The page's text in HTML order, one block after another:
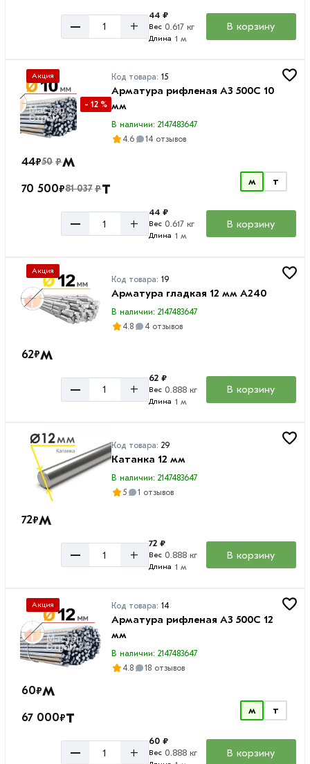
– +
44 ₽
Вес 0.617 кг
Длина 1 м
В корзину
Акция
- 12 %
Код товара: 15
Арматура рифленая А3 500С 10
мм
В наличии: 2147483647
4.6
14 отзывов
44₽50 ₽м
70 500₽81 037 ₽т м т
– +
44 ₽
Вес 0.617 кг
Длина 1 м
В корзину
Акция
Код товара: 19
Арматура гладкая 12 мм A240
В наличии: 2147483647
4.8
4 отзывов
62₽м
– +
62 ₽
Вес 0.888 кг
Длина 1 м
В корзину
Код товара:29
Катанка 12 мм
В наличии: 2147483647
5
1 отзывов
72₽м
– +
72 ₽
Вес 0.888 кг
Длина 1 м
В корзину
Акция Код товара: 14
Арматура рифленая А3 500С 12
мм
В наличии: 2147483647
4.8
18 отзывов
60₽м
67 000₽т м т
– +
60 ₽
Вес 0.888 кг В корзину